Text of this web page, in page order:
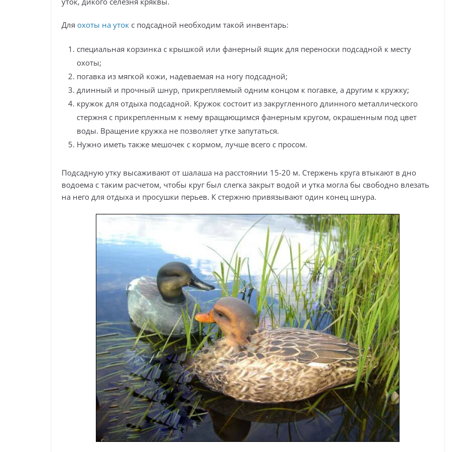
Для охоты на уток с подсадной необходим такой инвентарь:
специальная корзинка с крышкой или фанерный ящик для переноски подсадной к месту
охоты;
погавка из мягкой кожи, надеваемая на ногу подсадной;
длинный и прочный шнур, прикрепляемый одним концом к погавке, а другим к кружку;
кружок для отдыха подсадной. Кружок состоит из закругленного длинного металлического
стержня с прикрепленным к нему вращающимся фанерным кругом, окрашенным под цвет
воды. Вращение кружка не позволяет утке запутаться.
Нужно иметь также мешочек с кормом, лучше всего с просом.
Подсадную утку высаживают от шалаша на расстоянии 15-20 м. Стержень круга втыкают в дно
водоема с таким расчетом, чтобы круг был слегка закрыт водой и утка могла бы свободно влезать
на него для отдыха и просушки перьев. К стержню привязывают один конец шнура.